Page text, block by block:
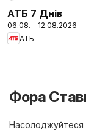
АТБ 7 Днів
06.08. - 12.08.2026
АТБ
Фора
Насолоджуйтеся